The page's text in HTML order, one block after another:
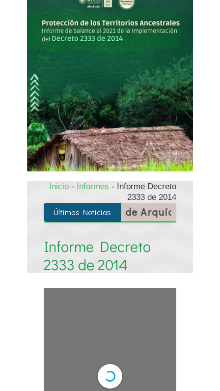
Inicio - Informes -
Informe Decreto
2333 de 2014
Últimas Noticias
Los tule de Arquía, entre el
Informe Decreto
2333 de 2014